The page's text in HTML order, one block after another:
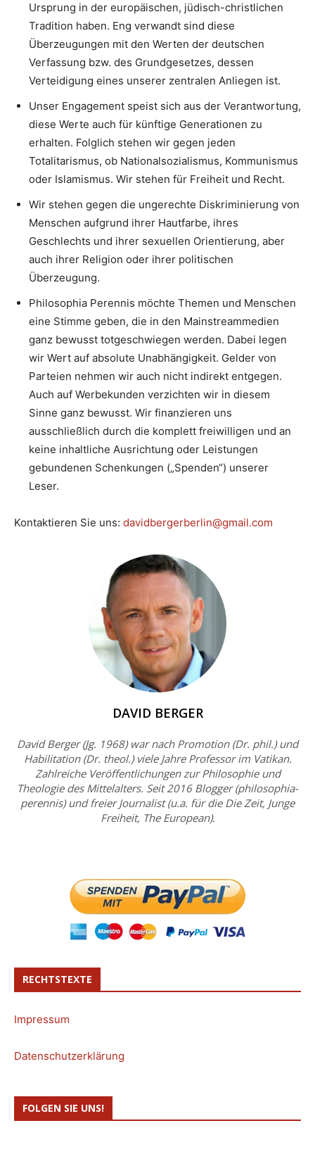
Ursprung in der europäischen, jüdisch-christlichen
Tradition haben. Eng verwandt sind diese
Überzeugungen mit den Werten der deutschen
Verfassung bzw. des Grundgesetzes, dessen
Verteidigung eines unserer zentralen Anliegen ist.
Unser Engagement speist sich aus der Verantwortung,
diese Werte auch für künftige Generationen zu
erhalten. Folglich stehen wir gegen jeden
Totalitarismus, ob Nationalsozialismus, Kommunismus
oder Islamismus. Wir stehen für Freiheit und Recht.
Wir stehen gegen die ungerechte Diskriminierung von
Menschen aufgrund ihrer Hautfarbe, ihres
Geschlechts und ihrer sexuellen Orientierung, aber
auch ihrer Religion oder ihrer politischen
Überzeugung.
Philosophia Perennis möchte Themen und Menschen
eine Stimme geben, die in den Mainstreammedien
ganz bewusst totgeschwiegen werden. Dabei legen
wir Wert auf absolute Unabhängigkeit. Gelder von
Parteien nehmen wir auch nicht indirekt entgegen.
Auch auf Werbekunden verzichten wir in diesem
Sinne ganz bewusst. Wir finanzieren uns
ausschließlich durch die komplett freiwilligen und an
keine inhaltliche Ausrichtung oder Leistungen
gebundenen Schenkungen („Spenden“) unserer
Leser.
Kontaktieren Sie uns: davidbergerberlin@gmail.com
DAVID BERGER
David Berger (Jg. 1968) war nach Promotion (Dr. phil.) und
Habilitation (Dr. theol.) viele Jahre Professor im Vatikan.
Zahlreiche Veröffentlichungen zur Philosophie und
Theologie des Mittelalters. Seit 2016 Blogger (philosophia-
perennis) und freier Journalist (u.a. für die Die Zeit, Junge
Freiheit, The European).
RECHTSTEXTE
Impressum
Datenschutzerklärung
FOLGEN SIE UNS!